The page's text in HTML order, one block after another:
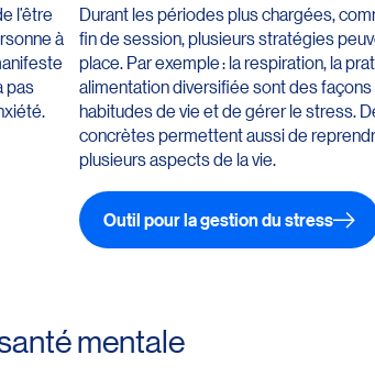
l’être
à
pas
Durant les périodes plus chargées,
fin de session, plusieurs stratégies
place. Par exemple : la respiration, la
alimentation diversifiée sont des façons
habitudes de vie et de gérer le stress.
concrètes permettent aussi de
plusieurs aspects de la vie.
Outil pour la gestion du stress
mentale